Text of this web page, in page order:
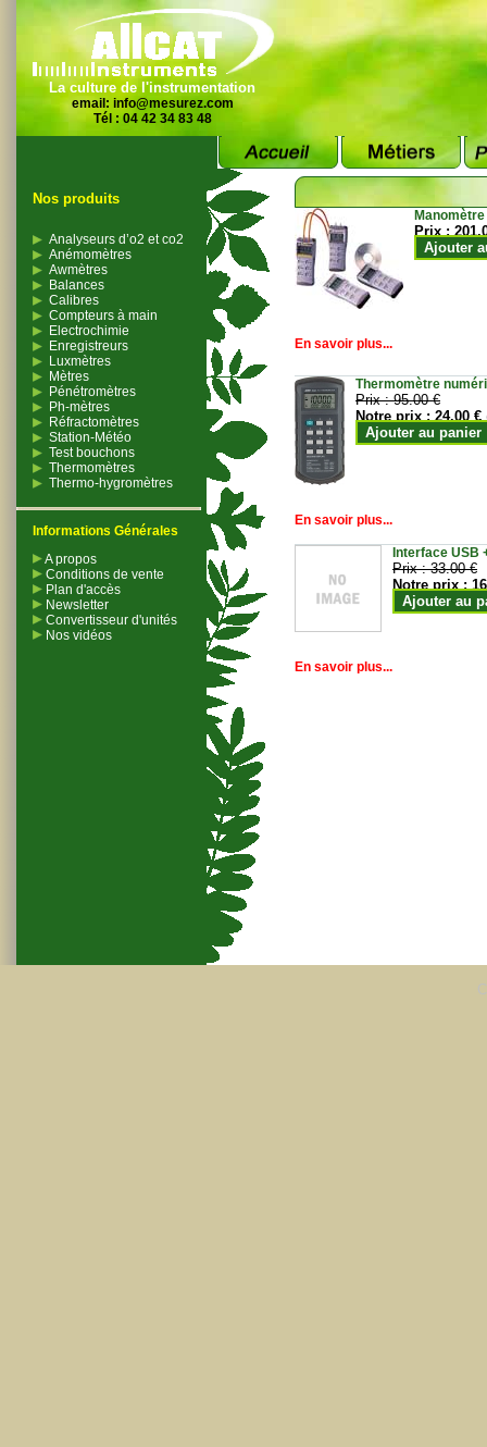
La culture de l'instrumentation
email: info@mesurez.com
Tél : 04 42 34 83 48
Nos produits
Analyseurs d’o2 et co2
Anémomètres
Awmètres
Balances
Calibres
Compteurs à main
Electrochimie
Enregistreurs
Luxmètres
Mètres
Pénétromètres
Ph-mètres
Réfractomètres
Station-Météo
Test bouchons
Thermomètres
Thermo-hygromètres
Informations Générales
A propos
Conditions de vente
Plan d'accès
Newsletter
Convertisseur d'unités
Nos vidéos
Prix :
Ajouter
En savoir plus...
Thermomètre
Prix :95.00 €
Notre prix :24.00 €
Ajouter au panier
En savoir plus...
Interface USB
Prix :33.00 €
Notre prix :
Ajouter au
En savoir plus...